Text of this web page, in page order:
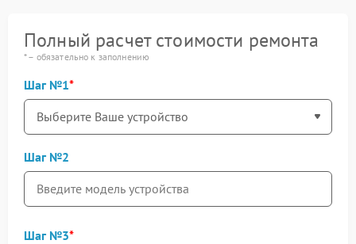
Полный расчет стоимости ремонта
* – обязательно к заполнению
Шаг №1
Шаг №2
Шаг №3